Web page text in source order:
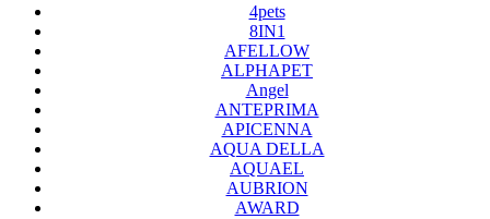
4pets
8IN1
AFELLOW
ALPHAPET
Angel
ANTEPRIMA
APICENNA
AQUA DELLA
AQUAEL
AUBRION
AWARD